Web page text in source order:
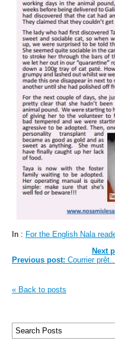
In : For the English Nala
Next
Previous post: Courrier prêt...
« Back to posts